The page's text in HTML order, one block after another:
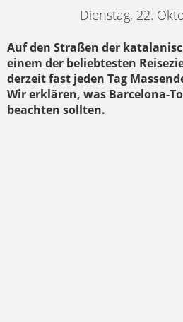
Dienstag, 22.
Auf den Straßen der
einem der beliebtesten
derzeit fast jeden Tag
Wir erklären, was Barcelona-
beachten sollten.